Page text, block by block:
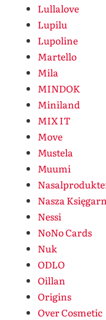
Lullalove
Lupilu
Lupoline
Martello
Mila
MINDOK
Miniland
MIX IT
Move
Mustela
Muumi
Nasza
Nessi
NoNo Cards
Nuk
ODLO
Oillan
Origins
Over Cosmetic